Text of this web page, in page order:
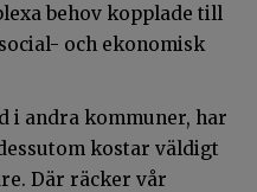
behov kopplade till
och ekonomisk
i andra kommuner, har
kostar väldigt
Där räcker vår